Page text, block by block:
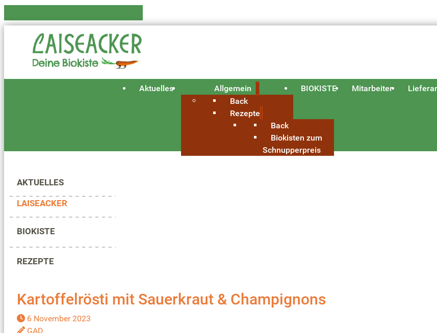
Aktuelles
Allgemein
Back
Rezepte
Back
Biokisten zum
Schnupperpreis
BIOKISTE Mitarbeiter
AKTUELLES
LAISEACKER
BIOKISTE
REZEPTE
Kartoffelrösti mit Sauerkraut & Champignons
6 November 2023
GAD